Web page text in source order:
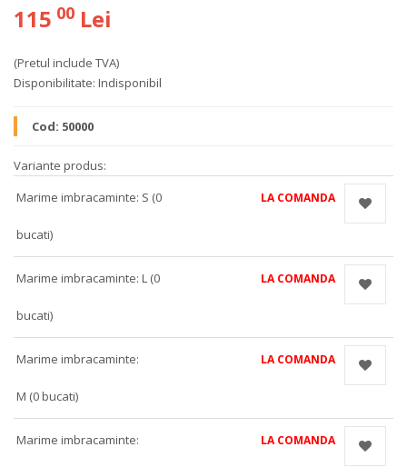
115 00 Lei
(Pretul include TVA)
Disponibilitate: Indisponibil
Cod: 50000
Variante produs:
Marime imbracaminte: S (0
bucati)
LA COMANDA
Marime imbracaminte: L (0
bucati)
LA COMANDA
Marime imbracaminte:
M (0 bucati)
LA COMANDA
Marime imbracaminte: LA COMANDA